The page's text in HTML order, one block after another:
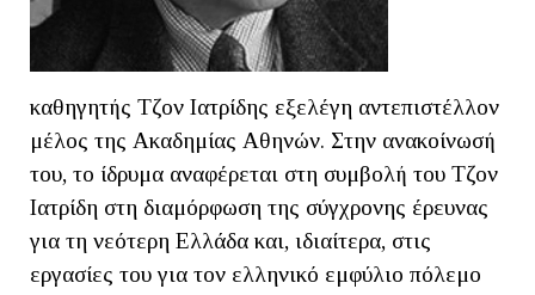
καθηγητής Τζον Ιατρίδης εξελέγη αντεπιστέλλον
μέλος της Ακαδημίας Αθηνών. Στην ανακοίνωσή
του, το ίδρυμα αναφέρεται στη συμβολή του Τζον
Ιατρίδη στη διαμόρφωση της σύγχρονης έρευνας
για τη νεότερη Ελλάδα και, ιδιαίτερα, στις
εργασίες του για τον ελληνικό εμφύλιο πόλεμο